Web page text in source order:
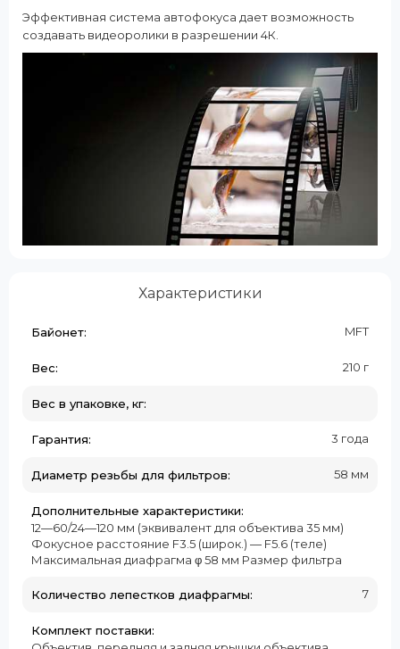
Эффективная система автофокуса дает возможность
создавать видеоролики в разрешении 4К.
Характеристики
Байонет: MFT
Вес: 210 г
Вес в упаковке, кг:
Гарантия: 3 года
Диаметр резьбы для фильтров: 58 мм
Дополнительные характеристики:
12—60/24—120 мм (эквивалент для объектива 35 мм)
Фокусное расстояние F3.5 (широк.) — F5.6 (теле)
Максимальная диафрагма φ 58 мм Размер фильтра
Количество лепестков диафрагмы: 7
Комплект поставки: